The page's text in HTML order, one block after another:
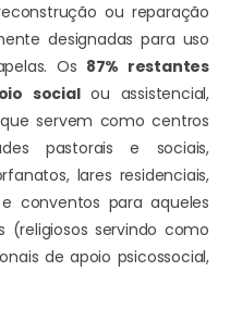
ou reparação
designadas para uso
Os 87% restantes
socialou assistencial,
servem como centros
pastorais e sociais,
lares residenciais,
conventos para aqueles
servindo como
de apoio psicossocial,